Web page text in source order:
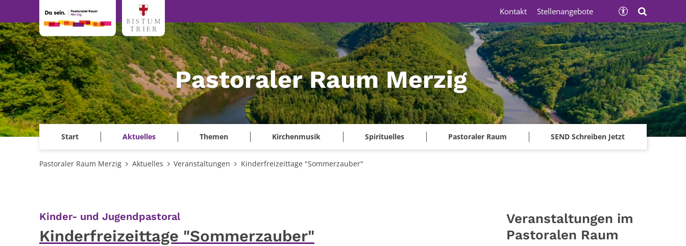
Pastoraler Raum Merzig
Start Aktuelles Themen Kirchenmusik Spirituelles Pastoraler Raum SEND Schreiben Jetzt
Kontakt Stellenangebote
Pastoraler Raum Merzig Aktuelles Veranstaltungen Kinderfreizeittage "Sommerzauber"
Kinder- und Jugendpastoral:
Kinderfreizeittage "Sommerzauber"
Veranstaltungen im
Pastoralen Raum